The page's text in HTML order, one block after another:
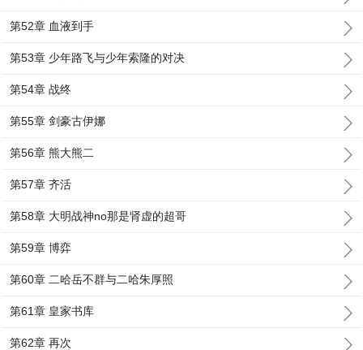
第52章 血液到手
第53章 少年路飞与少年索隆的对决
第54章 战终
第55章 剑豪古伊娜
第56章 熊大熊二
第57章 齐活
第58章 大明战神no那是肾虚的超哥
第59章 博弈
第60章 二哈岳不群与二哈朱厚照
第61章 皇家书库
第62章 再次